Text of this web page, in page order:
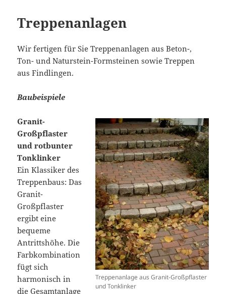
Treppenanlagen
Wir fertigen für Sie Treppenanlagen aus Beton-,
Ton- und Naturstein-Formsteinen sowie Treppen
aus Findlingen.
Baubeispiele
Treppenanlage aus Granit-Großpflaster
und Tonklinker
Granit-
Großpflaster
und rotbunter
Tonklinker
Ein Klassiker des
Treppenbaus: Das
Granit-
Großpflaster
ergibt eine
bequeme
Antrittshöhe. Die
Farbkombination
fügt sich
harmonisch in
die Gesamtanlage